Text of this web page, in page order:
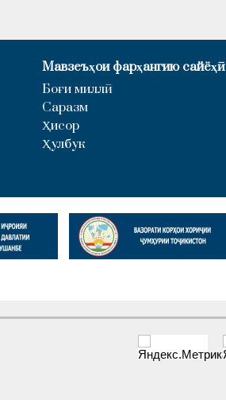
Мавзеъҳои фарҳангию сайёҳӣ
Боғи миллӣ
Саразм
Ҳисор
Ҳулбук